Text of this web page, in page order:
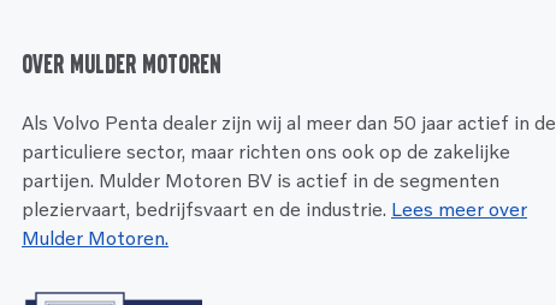
Over Mulder Motoren
Als Volvo Penta dealer zijn wij al meer dan 50 jaar actief in de
particuliere sector, maar richten ons ook op de zakelijke
partijen. Mulder Motoren BV is actief in de segmenten
pleziervaart, bedrijfsvaart en de industrie. Lees meer over
Mulder Motoren.